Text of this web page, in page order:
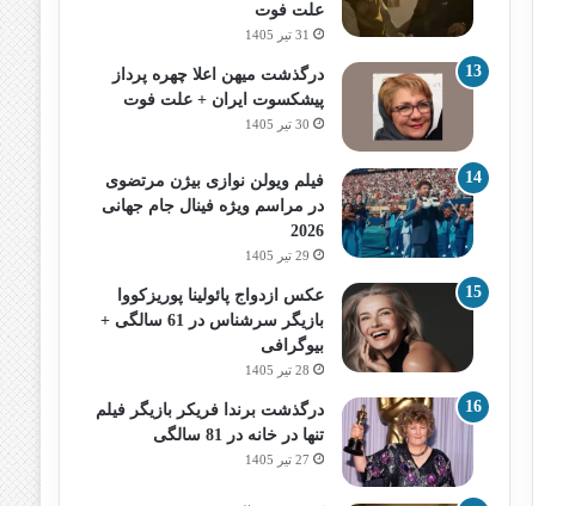
علت فوت
31 تیر 1405
درگذشت میهن اعلا چهره پرداز
پیشکسوت ایران + علت فوت
30 تیر 1405
فیلم ویولن نوازی بیژن مرتضوی
در مراسم ویژه فینال جام جهانی
2026
29 تیر 1405
عکس ازدواج پائولینا پوریزکووا
بازیگر سرشناس در 61 سالگی +
بیوگرافی
28 تیر 1405
درگذشت برندا فریکر بازیگر فیلم
تنها در خانه در 81 سالگی
27 تیر 1405